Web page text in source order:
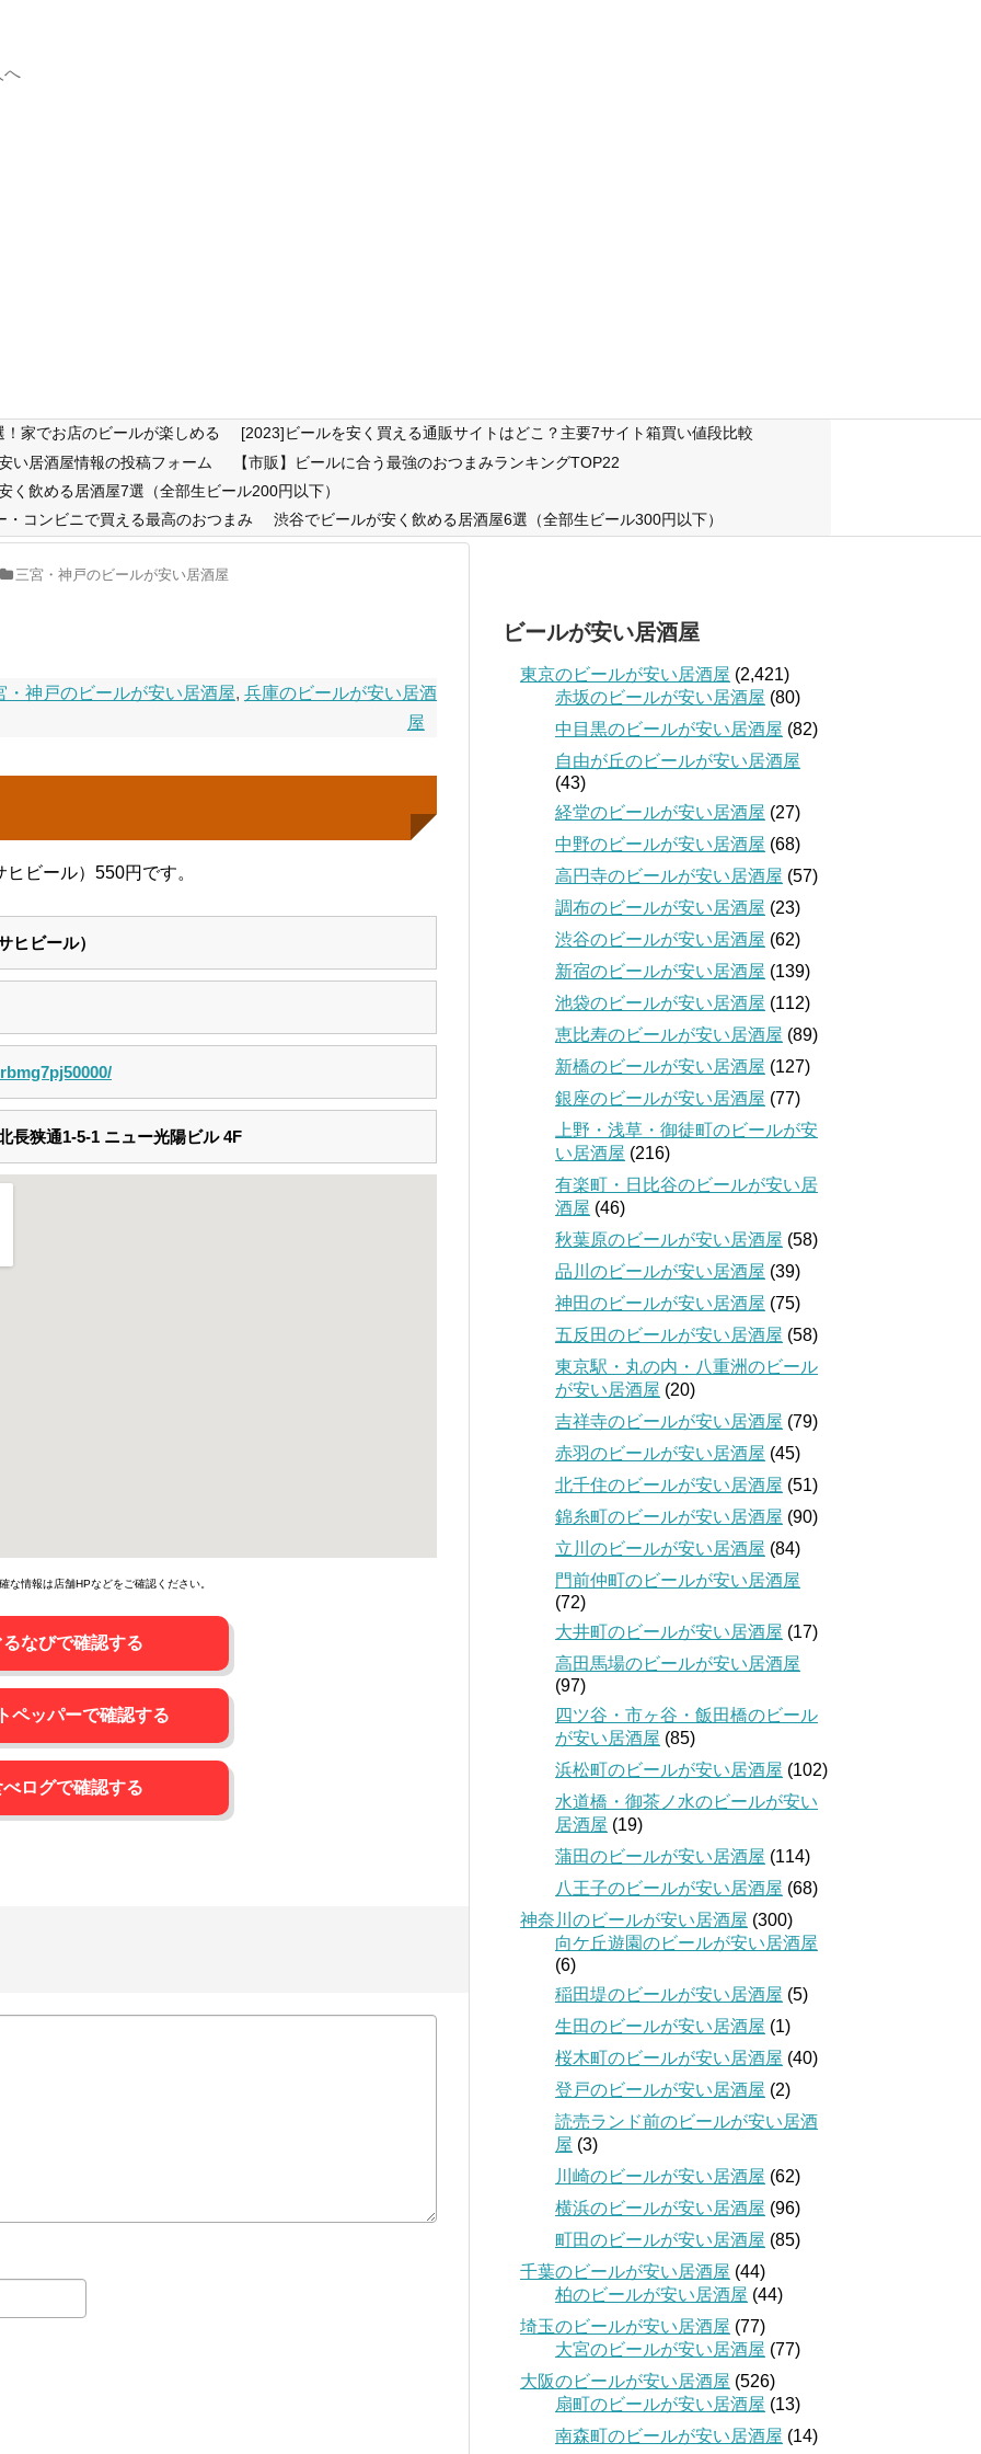
へ
家でお店のビールが楽しめる
[2023]ビールを安く買える通販サイトはどこ？主要7サイト箱買い値段比較
い居酒屋情報の投稿フォーム
【市販】ビールに合う最強のおつまみランキングTOP22
く飲める居酒屋7選（全部生ビール200円以下）
コンビニで買える最高のおつまみ
渋谷でビールが安く飲める居酒屋6選（全部生ビール300円以下）
三宮・神戸のビールが安い居酒屋
・神戸のビールが安い居酒屋, 兵庫のビールが安い居酒
屋
ビール）550円です。
ヒビール）
長狭通1-5-1 ニュー光陽ビル 4F
情報は店舗HPなどをご確認ください。
るなびで確認する
ペッパーで確認する
べログで確認する
ビールが安い居酒屋
東京のビールが安い居酒屋 (2,421)
赤坂のビールが安い居酒屋 (80)
中目黒のビールが安い居酒屋 (82)
自由が丘のビールが安い居酒屋
(43)
経堂のビールが安い居酒屋 (27)
中野のビールが安い居酒屋 (68)
高円寺のビールが安い居酒屋 (57)
調布のビールが安い居酒屋 (23)
渋谷のビールが安い居酒屋 (62)
新宿のビールが安い居酒屋 (139)
池袋のビールが安い居酒屋 (112)
恵比寿のビールが安い居酒屋 (89)
新橋のビールが安い居酒屋 (127)
銀座のビールが安い居酒屋 (77)
上野・浅草・御徒町のビールが安
い居酒屋 (216)
有楽町・日比谷のビールが安い居
酒屋 (46)
秋葉原のビールが安い居酒屋 (58)
品川のビールが安い居酒屋 (39)
神田のビールが安い居酒屋 (75)
五反田のビールが安い居酒屋 (58)
東京駅・丸の内・八重洲のビール
が安い居酒屋 (20)
吉祥寺のビールが安い居酒屋 (79)
赤羽のビールが安い居酒屋 (45)
北千住のビールが安い居酒屋 (51)
錦糸町のビールが安い居酒屋 (90)
立川のビールが安い居酒屋 (84)
門前仲町のビールが安い居酒屋
(72)
大井町のビールが安い居酒屋 (17)
高田馬場のビールが安い居酒屋
(97)
四ツ谷・市ヶ谷・飯田橋のビール
が安い居酒屋 (85)
浜松町のビールが安い居酒屋 (102)
水道橋・御茶ノ水のビールが安い
居酒屋 (19)
蒲田のビールが安い居酒屋 (114)
八王子のビールが安い居酒屋 (68)
神奈川のビールが安い居酒屋 (300)
向ケ丘遊園のビールが安い居酒屋
(6)
稲田堤のビールが安い居酒屋 (5)
生田のビールが安い居酒屋 (1)
桜木町のビールが安い居酒屋 (40)
登戸のビールが安い居酒屋 (2)
読売ランド前のビールが安い居酒
屋 (3)
川崎のビールが安い居酒屋 (62)
横浜のビールが安い居酒屋 (96)
町田のビールが安い居酒屋 (85)
千葉のビールが安い居酒屋 (44)
柏のビールが安い居酒屋 (44)
埼玉のビールが安い居酒屋 (77)
大宮のビールが安い居酒屋 (77)
大阪のビールが安い居酒屋 (526)
扇町のビールが安い居酒屋 (13)
南森町のビールが安い居酒屋 (14)